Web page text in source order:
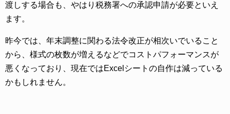
渡しする場合も、やはり税務署への承認申請が必要といえ
ます。
昨今では、年末調整に関わる法令改正が相次いでいること
から、様式の枚数が増えるなどでコストパフォーマンスが
悪くなっており、現在ではExcelシートの自作は減っている
かもしれません。